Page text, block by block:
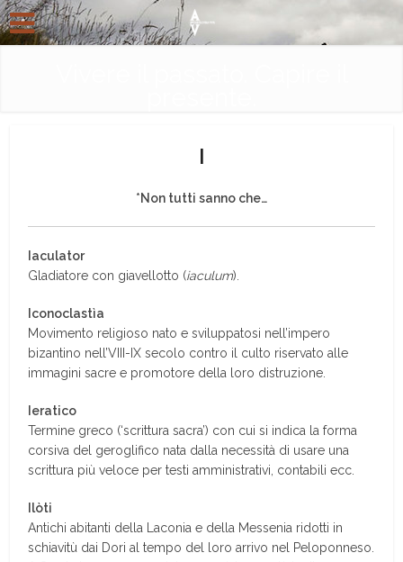
I
*Non tutti sanno che…
Iaculator
Gladiatore con giavellotto (iaculum).
Iconoclastìa
Movimento religioso nato e sviluppatosi nell’impero
bizantino nell’VIII-IX secolo contro il culto riservato alle
immagini sacre e promotore della loro distruzione.
Ieratico
Termine greco (‘scrittura sacra’) con cui si indica la forma
corsiva del geroglifico nata dalla necessità di usare una
scrittura più veloce per testi amministrativi, contabili ecc.
Ilòti
Antichi abitanti della Laconia e della Messenia ridotti in
schiavitù dai Dori al tempo del loro arrivo nel Peloponneso.